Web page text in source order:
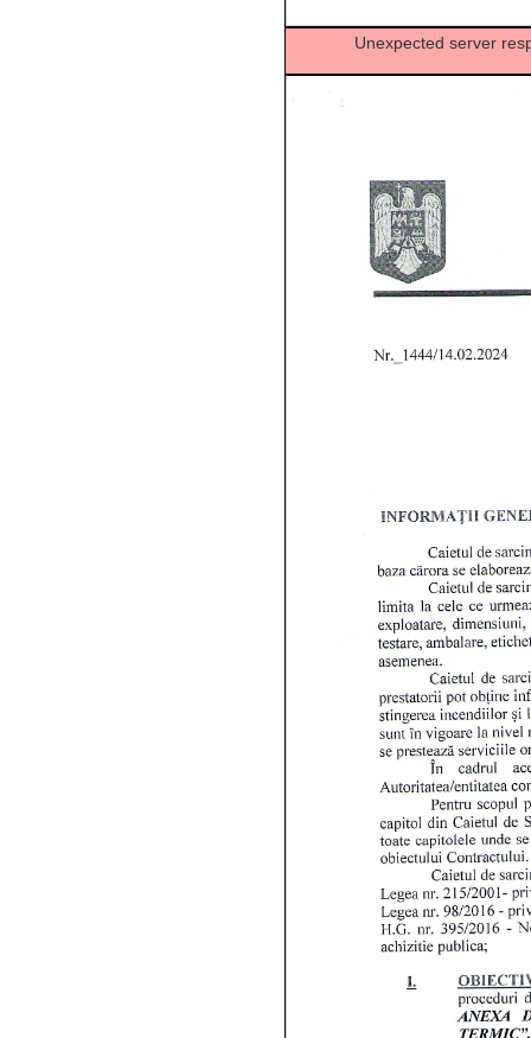
Unexpected server